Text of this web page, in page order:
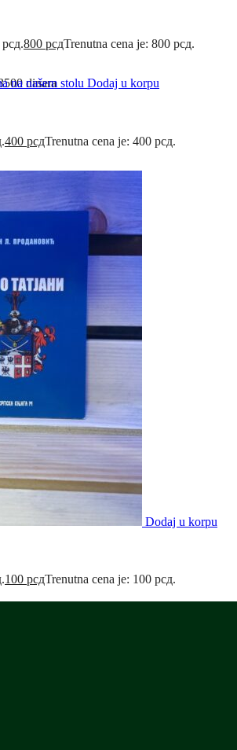
dinara
800 рсдTrenutna cena je: 800 рсд.
Dodaj u korpu
400 рсдTrenutna cena je: 400 рсд.
Dodaj u korpu
100 рсдTrenutna cena je: 100 рсд.